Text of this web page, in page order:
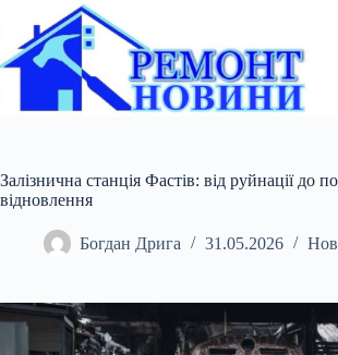
вмісту
Залізнична станція Фастів: від руйнації до
відновлення
Богдан Дрига 31.05.2026